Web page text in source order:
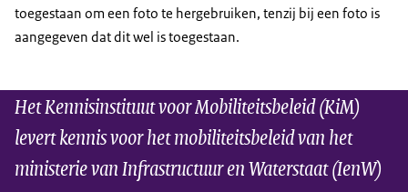
toegestaan om een foto te hergebruiken, tenzij bij een foto is
aangegeven dat dit wel is toegestaan.
Het Kennisinstituut voor Mobiliteitsbeleid (KiM)
levert kennis voor het mobiliteitsbeleid van het
ministerie van Infrastructuur en Waterstaat (IenW)